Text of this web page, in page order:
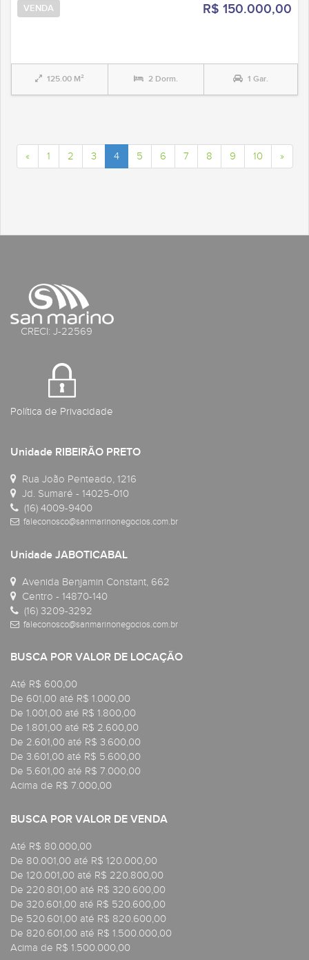
VENDA R$ 150.000,00
125.00 M² 2 Dorm. 1 Gar.
« 1 2 3 4 5 6 7 8 9 10 »
CRECI: J-22569
Política de Privacidade
Unidade RIBEIRÃO PRETO
Rua João Penteado, 1216
Jd. Sumaré - 14025-010
(16) 4009-9400
faleconosco@sanmarinonegocios.com.br
Unidade JABOTICABAL
Avenida Benjamin Constant, 662
Centro - 14870-140
(16) 3209-3292
faleconosco@sanmarinonegocios.com.br
BUSCA POR VALOR DE LOCAÇÃO
Até R$ 600,00
De 601,00 até R$ 1.000,00
De 1.001,00 até R$ 1.800,00
De 1.801,00 até R$ 2.600,00
De 2.601,00 até R$ 3.600,00
De 3.601,00 até R$ 5.600,00
De 5.601,00 até R$ 7.000,00
Acima de R$ 7.000,00
BUSCA POR VALOR DE VENDA
Até R$ 80.000,00
De 80.001,00 até R$ 120.000,00
De 120.001,00 até R$ 220.800,00
De 220.801,00 até R$ 320.600,00
De 320.601,00 até R$ 520.600,00
De 520.601,00 até R$ 820.600,00
De 820.601,00 até R$ 1.500.000,00
Acima de R$ 1.500.000,00